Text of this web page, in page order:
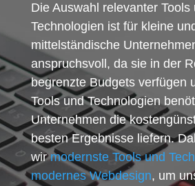
Die Auswahl relevanter Tools
Technologien ist für kleine
mittelständische
anspruchsvoll, da sie in der
begrenzte Budgets verfügen
Tools und Technologien
Unternehmen die
besten Ergebnisse liefern.
wirmodernste Tools und
modernes Webdesign, um